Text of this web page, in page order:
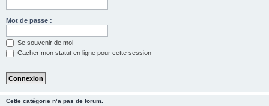
Mot de passe :
Se souvenir de moi
Cacher mon statut en ligne pour cette session
Cette catégorie n’a pas de forum.